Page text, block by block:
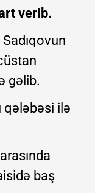
verib.
gəlib.
qələbəsi ilə
baş